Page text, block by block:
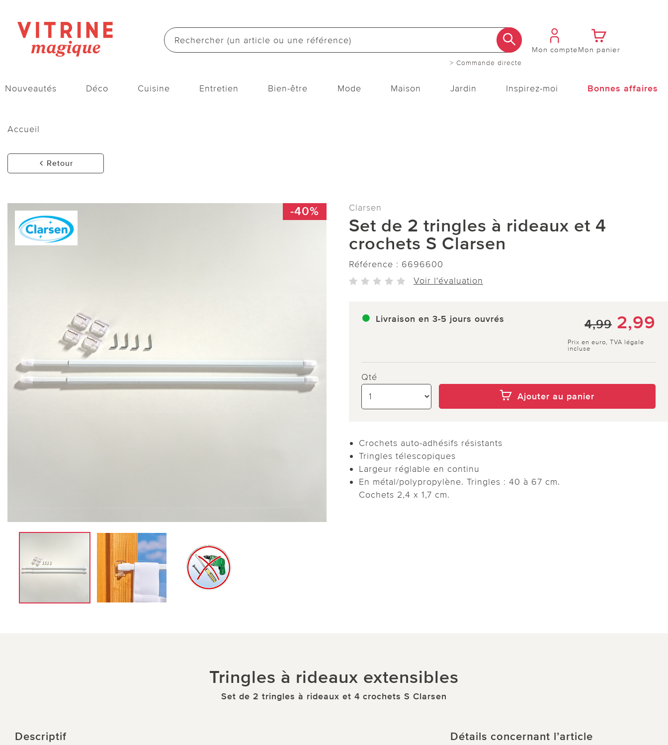
> Commande directe
Mon compteMon panier
Nouveautés Déco Cuisine Entretien Bien-être Mode Maison Jardin Inspirez-moi Bonnes affaires
Accueil
Retour
-40% Clarsen
Set de 2 tringles à rideaux et 4
crochets S Clarsen
Référence : 6696600
Voir l'évaluation
Livraison en 3-5 jours ouvrés 4,99 2,99
Prix en euro, TVA légale
incluse
Qté
Ajouter au panier
Crochets auto-adhésifs résistants
Tringles télescopiques
Largeur réglable en continu
En métal/polypropylène. Tringles : 40 à 67 cm.
Cochets 2,4 x 1,7 cm.
Tringles à rideaux extensibles
Set de 2 tringles à rideaux et 4 crochets S Clarsen
Descriptif Détails concernant l’article